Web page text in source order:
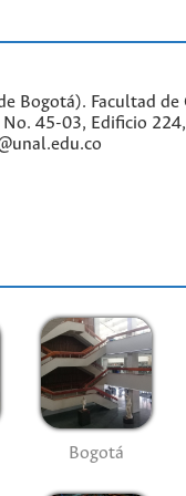
Bogotá). Facultad de
45-03, Edificio
Bogotá